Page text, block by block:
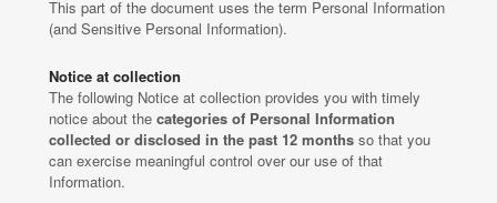
This part of the document uses the term Personal Information
(and Sensitive Personal Information).
Notice at collection
The following Notice at collection provides you with timely
notice about the categories of Personal Information
collected or disclosed in the past 12 months so that you
can exercise meaningful control over our use of that
Information.